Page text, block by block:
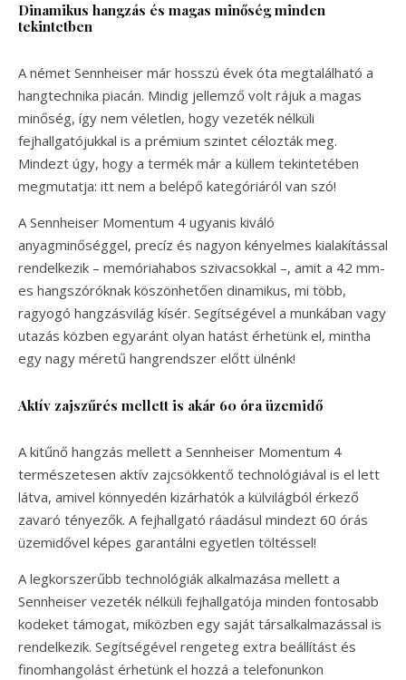
Dinamikus hangzás és magas minőség minden
tekintetben
A német Sennheiser már hosszú évek óta megtalálható a
hangtechnika piacán. Mindig jellemző volt rájuk a magas
minőség, így nem véletlen, hogy vezeték nélküli
fejhallgatójukkal is a prémium szintet célozták meg.
Mindezt úgy, hogy a termék már a küllem tekintetében
megmutatja: itt nem a belépő kategóriáról van szó!
A Sennheiser Momentum 4 ugyanis kiváló
anyagminőséggel, precíz és nagyon kényelmes kialakítással
rendelkezik – memóriahabos szivacsokkal –, amit a 42 mm-
es hangszóróknak köszönhetően dinamikus, mi több,
ragyogó hangzásvilág kísér. Segítségével a munkában vagy
utazás közben egyaránt olyan hatást érhetünk el, mintha
egy nagy méretű hangrendszer előtt ülnénk!
Aktív zajszűrés mellett is akár 60 óra üzemidő
A kitűnő hangzás mellett a Sennheiser Momentum 4
természetesen aktív zajcsökkentő technológiával is el lett
látva, amivel könnyedén kizárhatók a külvilágból érkező
zavaró tényezők. A fejhallgató ráadásul mindezt 60 órás
üzemidővel képes garantálni egyetlen töltéssel!
A legkorszerűbb technológiák alkalmazása mellett a
Sennheiser vezeték nélküli fejhallgatója minden fontosabb
kodeket támogat, miközben egy saját társalkalmazással is
rendelkezik. Segítségével rengeteg extra beállítást és
finomhangolást érhetünk el hozzá a telefonunkon